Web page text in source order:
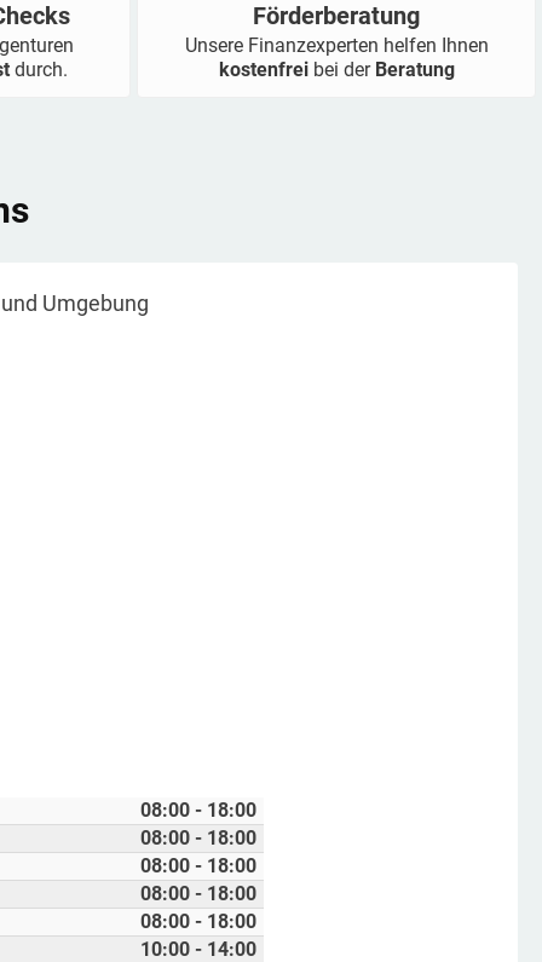
durch.
Förderberatung
Unsere Finanzexperten helfen Ihnen
kostenfrei bei der Beratung
Umgebung
08:00 - 18:00
08:00 - 18:00
08:00 - 18:00
08:00 - 18:00
08:00 - 18:00
10:00 - 14:00